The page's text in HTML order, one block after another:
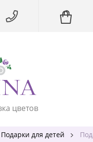
цветов
Подарки для детей